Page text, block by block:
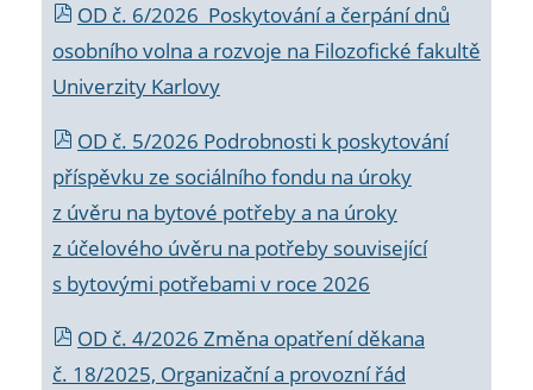
OD č. 6/2026 Poskytování a čerpání dnů
osobního volna a rozvoje na Filozofické fakultě
Univerzity Karlovy
OD č. 5/2026 Podrobnosti k poskytování
příspěvku ze sociálního fondu na úroky
z úvěru na bytové potřeby a na úroky
z účelového úvěru na potřeby související
s bytovými potřebami v roce 2026
OD č. 4/2026 Změna opatření děkana
č. 18/2025, Organizační a provozní řád